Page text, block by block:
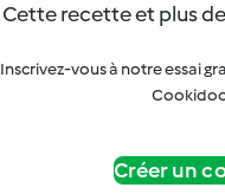
Cette recette et plus
Inscrivez-vous à notre essai
Créer un